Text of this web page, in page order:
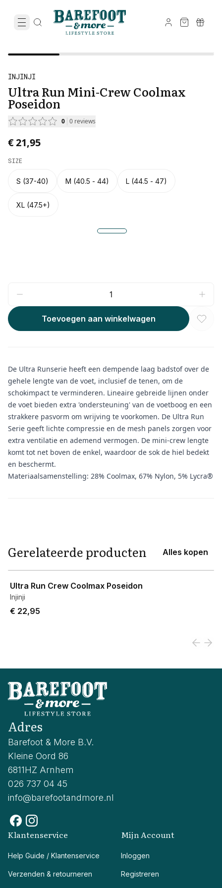
INJINJI
Ultra Run Mini-Crew Coolmax
Poseidon
0 0 reviews
€ 21,95
SIZE
S (37-40) M (40.5 - 44) L (44.5 - 47)
XL (47.5+)
Toevoegen aan winkelwagen
De Ultra Runserie heeft een dempende laag badstof over de
gehele lengte van de voet, inclusief de tenen, om de
schokimpact te verminderen. Lineaire gebreide lijnen onder
de voet bieden extra 'ondersteuning' van de voetboog en een
strakkere pasvorm om wrijving te voorkomen. De Ultra Run
Serie geeft lichte compressie en de mesh panels zorgen voor
extra ventilatie en ademend vermogen. De mini-crew lengte
komt tot net boven de enkel, waardoor de sok de hiel bedekt
en beschermt.
Materiaalsamenstelling: 28% Coolmax, 67% Nylon, 5% Lycra®
Gerelateerde producten Alles kopen
Ultra Run Crew Coolmax Poseidon
Injinji
€ 22,95
Adres
Barefoot & More B.V.
Kleine Oord 86
6811HZ Arnhem
026 737 04 45
info@barefootandmore.nl
Klantenservice
Help Guide / Klantenservice
Verzenden & retourneren
Mijn Account
Inloggen
Registreren